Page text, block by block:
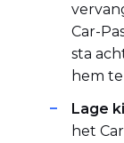
Car-
sta
hem
Lage
het